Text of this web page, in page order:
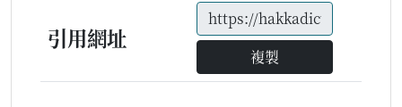
引用網址
複製